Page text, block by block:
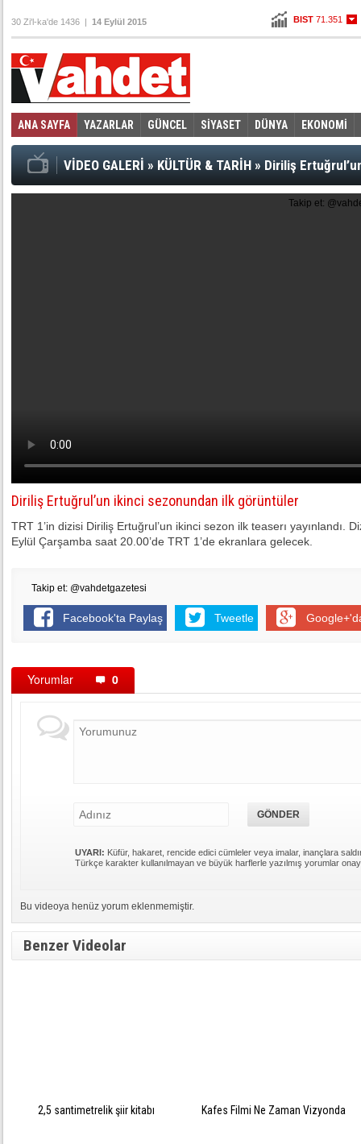
BIST 71.351
30 Zi'l-ka'de 1436 | 14 Eylül 2015
ANA SAYFA YAZARLAR GÜNCEL SİYASET DÜNYA EKONOMİ
Foto Galeri Video Galeri
VİDEO GALERİ » KÜLTÜR & TARİH » Diriliş
Diriliş Ertuğrul’un ikinci sezonundan ilk görüntüler
TRT 1’in dizisi Diriliş Ertuğrul’un ikinci sezon ilk teaserı yayınlandı.
Eylül Çarşamba saat 20.00’de TRT 1’de ekranlara gelecek.
Takip et: @vahdetgazetesi
Facebook'ta Paylaş Tweetle
Yorumlar 0
UYARI: Küfür, hakaret, rencide edici cümleler veya imalar, inançlara
Türkçe karakter kullanılmayan ve büyük harflerle yazılmış yorumlar
Bu videoya henüz yorum eklenmemiştir.
Benzer Videolar
2,5 santimetrelik şiir kitabı Kafes Filmi Ne Zaman Vizyonda
Takip et: